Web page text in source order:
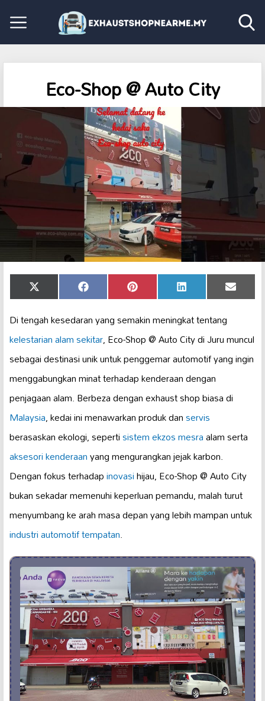
Eco-Shop @ Auto City
Share
on
X
(Twitter)
Share
on
Facebook Share
on
Pinterest Share
on
LinkedIn Share
on
Email
Di tengah kesedaran yang semakin meningkat tentang
kelestarian alam sekitar, Eco-Shop @ Auto City di Juru muncul
sebagai destinasi unik untuk penggemar automotif yang ingin
menggabungkan minat terhadap kenderaan dengan
penjagaan alam. Berbeza dengan exhaust shop biasa di
Malaysia, kedai ini menawarkan produk danservis
berasaskan ekologi, sepertisistem ekzosmesraalam serta
aksesori kenderaanyang mengurangkan jejak karbon.
Dengan fokus terhadapinovasihijau, Eco-Shop @ Auto City
bukan sekadar memenuhi keperluan pemandu, malah turut
menyumbang ke arah masa depan yang lebih mampan untuk
industri automotif tempatan.